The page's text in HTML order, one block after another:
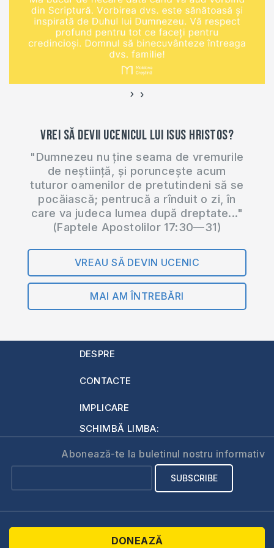
https://www.youtube.com/watch?
v=VJYc_42-1p8
Despre originea
cuvântului "Crăciun"
https://moldovacrestina.md/despre-
originea-craciunului/
https://www.youtube.com/watch?
Despre Moș Crăciun
https://www.youtube.com/watch?
v=6THjUrlSFMY
Este Crăciunul o
sărbătoare păgână?
v=ugexZB9mlgc
‹ ›
Vrei să devii ucenicul lui Isus Hristos?
"Dumnezeu nu ține seama de vremurile
de neștiință, și poruncește acum
tuturor oamenilor de pretutindeni să se
pocăiască; pentrucă a rînduit o zi, în
care va judeca lumea după dreptate..."
(Faptele Apostolilor 17:30—31)
VREAU SĂ DEVIN UCENIC
MAI AM ÎNTREBĂRI
DESPRE
CONTACTE
IMPLICARE
SCHIMBĂ LIMBA:
Abonează-te la buletinul nostru informativ
DONEAZĂ